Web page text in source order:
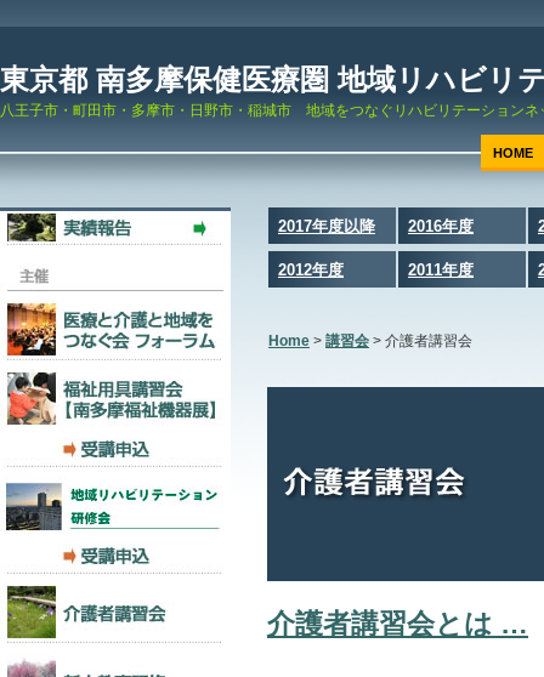
東京都 南多摩保健医療圏 地域リハビリ
八王子市・町田市・多摩市・日野市・稲城市 地域をつなぐリハビリテーションネ
HOME
2017年度以降 2016年度
2012年度 2011年度
Home > 講習会 > 介護者講習会
介護者講習会とは …